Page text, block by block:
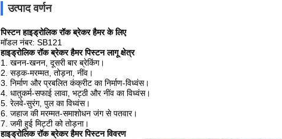
उत्पाद वर्णन
पिस्टन हाइड्रोलिक रॉक ब्रेकर हैमर के लिए
मॉडल नंबर: SB121
हाइड्रोलिक रॉक ब्रेकर हैमर पिस्टन लागू क्षेत्र
1. खनन-खनन, दूसरी बार ब्रेकिंग।
2. सड़क-मरम्मत, तोड़ना, नींव।
3. निर्माण और प्रबलित कंक्रीट का निर्माण-विध्वंस।
4. धातुकर्म-सफाई लावा, भट्ठी और नींव का विध्वंस।
5. रेलवे-सुरंग, पुल का विध्वंस।
6. जहाज की मरम्मत-समाशोधन जंग से पतवार।
7. जमी हुई मिट्टी को तोड़ना।
हाइड्रोलिक रॉक ब्रेकर हैमर पिस्टन विवरण